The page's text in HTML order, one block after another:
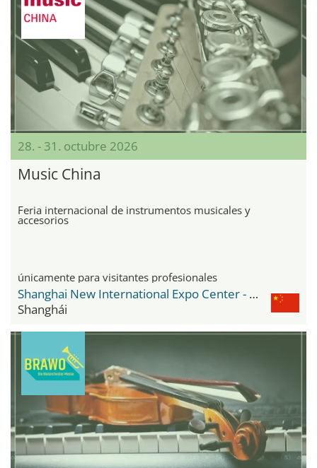
28. - 31. octubre 2026
Music China
Feria internacional de instrumentos musicales y
accesorios
únicamente para visitantes profesionales
Shanghai New International Expo Center - SNIEC
Shanghái